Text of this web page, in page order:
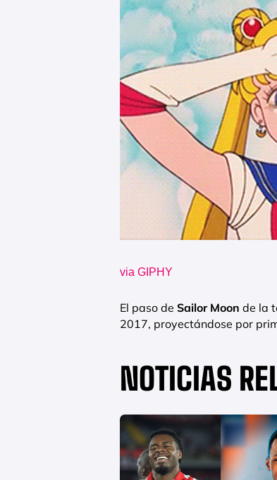
via GIPHY
El paso de Sailor Moon de la
2017, proyectándose por
NOTICIAS